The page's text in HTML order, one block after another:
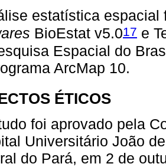
estatística
BioEstat v5.017 e
Espacial do
ArcMap 10.
ÉTICOS
foi aprovado pela
Universitário João
do Pará, em 2 de